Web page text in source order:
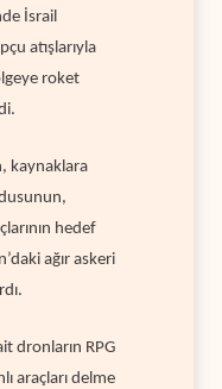
İsrail
atışlarıyla
roket
kaynaklara
hedef
ağır askeri
dronların RPG
araçları delme